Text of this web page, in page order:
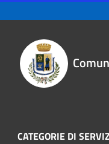
CATEGORIE DI